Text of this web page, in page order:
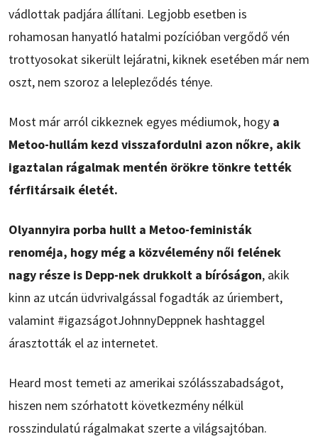
vádlottak padjára állítani. Legjobb esetben is
rohamosan hanyatló hatalmi pozícióban vergődő vén
trottyosokat sikerült lejáratni, kiknek esetében már nem
oszt, nem szoroz a lelepleződés ténye.
Most már arról cikkeznek egyes médiumok, hogy a
Metoo-hullám kezd visszafordulni azon nőkre, akik
igaztalan rágalmak mentén örökre tönkre tették
férfitársaik életét.
Olyannyira porba hullt a Metoo-feministák
renoméja, hogy még a közvélemény női felének
nagy része is Depp-nek drukkolt a bíróságon, akik
kinn az utcán üdvrivalgással fogadták az úriembert,
valamint #igazságotJohnnyDeppnek hashtaggel
árasztották el az internetet.
Heard most temeti az amerikai szólásszabadságot,
hiszen nem szórhatott következmény nélkül
rosszindulatú rágalmakat szerte a világsajtóban.